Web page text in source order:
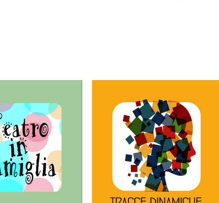
in famiglia
In Famiglia è una
di teatro concepita
e godere
all’intera famiglia.
Continua
Tracce dinamiche
Tracce Dinamiche è una
rassegna di teatro
d’innovazione e sperimentale.
Continua